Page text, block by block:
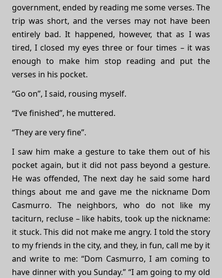
government, ended by reading me some verses. The
trip was short, and the verses may not have been
entirely bad. It happened, however, that as I was
tired, I closed my eyes three or four times – it was
enough to make him stop reading and put the
verses in his pocket.
“Go on”, I said, rousing myself.
“I’ve finished”, he muttered.
“They are very fine”.
I saw him make a gesture to take them out of his
pocket again, but it did not pass beyond a gesture.
He was offended, The next day he said some hard
things about me and gave me the nickname Dom
Casmurro. The neighbors, who do not like my
taciturn, recluse – like habits, took up the nickname:
it stuck. This did not make me angry. I told the story
to my friends in the city, and they, in fun, call me by it
and write to me: “Dom Casmurro, I am coming to
have dinner with you Sunday.” “I am going to my old